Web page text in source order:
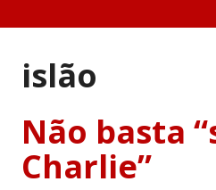
islão
Não basta
Charlie”